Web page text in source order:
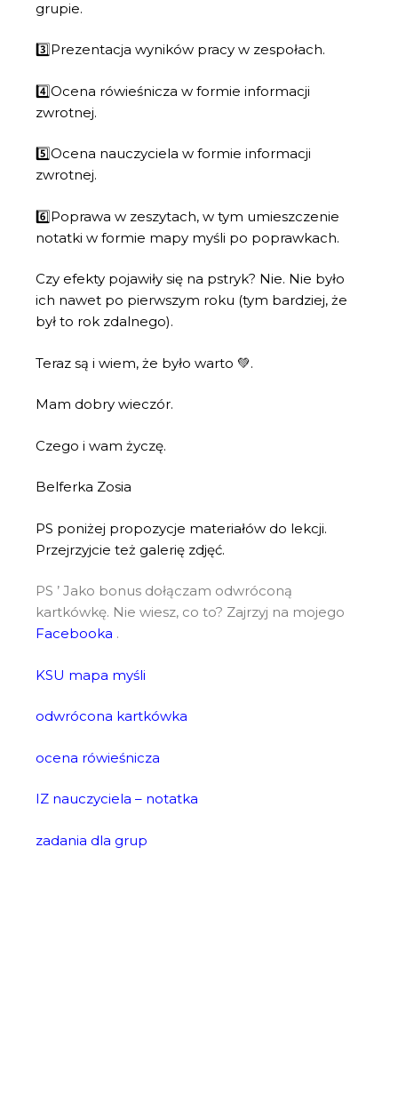
grupie.
3️⃣Prezentacja wyników pracy w zespołach.
4️⃣Ocena rówieśnicza w formie informacji
zwrotnej.
5️⃣Ocena nauczyciela w formie informacji
zwrotnej.
6️⃣Poprawa w zeszytach, w tym umieszczenie
notatki w formie mapy myśli po poprawkach.
Czy efekty pojawiły się na pstryk? Nie. Nie było
ich nawet po pierwszym roku (tym bardziej, że
był to rok zdalnego).
Teraz są i wiem, że było warto 💚.
Mam dobry wieczór.
Czego i wam życzę.
Belferka Zosia
PS poniżej propozycje materiałów do lekcji.
Przejrzyjcie też galerię zdjęć.
PS ’ Jako bonus dołączam odwróconą
kartkówkę. Nie wiesz, co to? Zajrzyj na mojego
Facebooka .
KSU mapa myśli
odwrócona kartkówka
ocena rówieśnicza
IZ nauczyciela – notatka
zadania dla grup